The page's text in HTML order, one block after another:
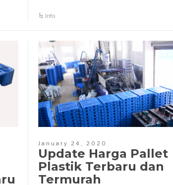
Info
January 24, 2020
Update Harga Pallet
Plastik Terbaru dan
Termurah